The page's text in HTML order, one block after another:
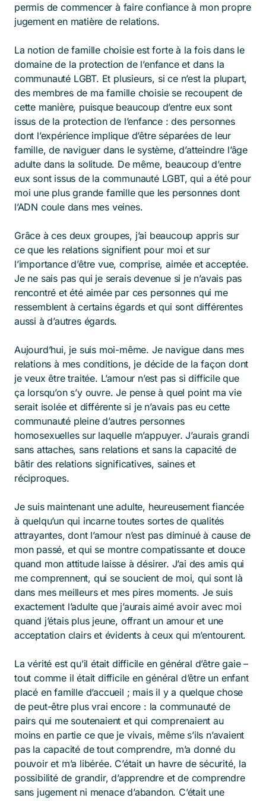
permis de commencer à faire confiance à mon propre
jugement en matière de relations.
La notion de famille choisie est forte à la fois dans le
domaine de la protection de l’enfance et dans la
communauté LGBT. Et plusieurs, si ce n’est la plupart,
des membres de ma famille choisie se recoupent de
cette manière, puisque beaucoup d’entre eux sont
issus de la protection de l’enfance : des personnes
dont l’expérience implique d’être séparées de leur
famille, de naviguer dans le système, d’atteindre l’âge
adulte dans la solitude. De même, beaucoup d’entre
eux sont issus de la communauté LGBT, qui a été pour
moi une plus grande famille que les personnes dont
l’ADN coule dans mes veines.
Grâce à ces deux groupes, j’ai beaucoup appris sur
ce que les relations signifient pour moi et sur
l’importance d’être vue, comprise, aimée et acceptée.
Je ne sais pas qui je serais devenue si je n’avais pas
rencontré et été aimée par ces personnes qui me
ressemblent à certains égards et qui sont différentes
aussi à d’autres égards.
Aujourd’hui, je suis moi-même. Je navigue dans mes
relations à mes conditions, je décide de la façon dont
je veux être traitée. L’amour n’est pas si difficile que
ça lorsqu’on s’y ouvre. Je pense à quel point ma vie
serait isolée et différente si je n’avais pas eu cette
communauté pleine d’autres personnes
homosexuelles sur laquelle m’appuyer. J’aurais grandi
sans attaches, sans relations et sans la capacité de
bâtir des relations significatives, saines et
réciproques.
Je suis maintenant une adulte, heureusement fiancée
à quelqu’un qui incarne toutes sortes de qualités
attrayantes, dont l’amour n’est pas diminué à cause de
mon passé, et qui se montre compatissante et douce
quand mon attitude laisse à désirer. J’ai des amis qui
me comprennent, qui se soucient de moi, qui sont là
dans mes meilleurs et mes pires moments. Je suis
exactement l’adulte que j’aurais aimé avoir avec moi
quand j’étais plus jeune, offrant un amour et une
acceptation clairs et évidents à ceux qui m’entourent.
La vérité est qu’il était difficile en général d’être gaie –
tout comme il était difficile en général d’être un enfant
placé en famille d’accueil ; mais il y a quelque chose
de peut-être plus vrai encore : la communauté de
pairs qui me soutenaient et qui comprenaient au
moins en partie ce que je vivais, même s’ils n’avaient
pas la capacité de tout comprendre, m’a donné du
pouvoir et m’a libérée. C’était un havre de sécurité, la
possibilité de grandir, d’apprendre et de comprendre
sans jugement ni menace d’abandon. C’était une